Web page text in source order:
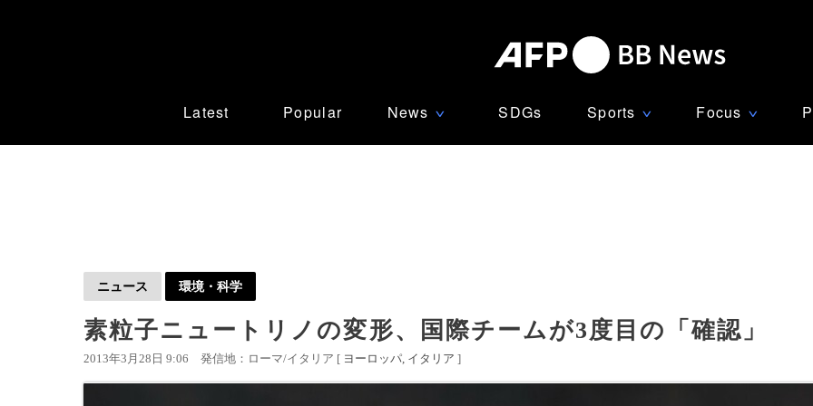
Latest Popular News ∨ SDGs Sports ∨ Focus ∨
ニュース 環境・科学
素粒子ニュートリノの変形、国際チームが3度目の「確認」
2013年3月28日 9:06 発信地：ローマ/イタリア [ ヨーロッパ イタリア ]